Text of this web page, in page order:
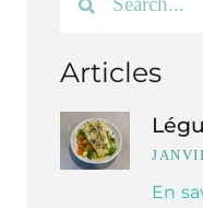
Articles
En